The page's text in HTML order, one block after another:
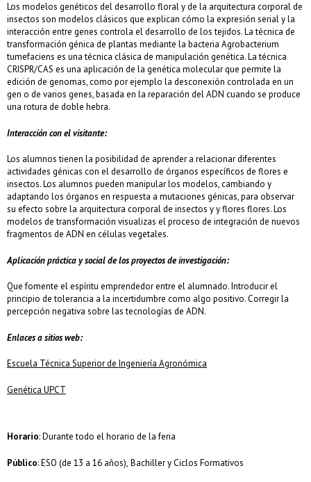
Los modelos genéticos del desarrollo floral y de la arquitectura corporal de
insectos son modelos clásicos que explican cómo la expresión serial y la
interacción entre genes controla el desarrollo de los tejidos. La técnica de
transformación génica de plantas mediante la bacteria Agrobacterium
tumefaciens es una técnica clásica de manipulación genética. La técnica
CRISPR/CAS es una aplicación de la genética molecular que permite la
edición de genomas, como por ejemplo la desconexión controlada en un
gen o de varios genes, basada en la reparación del ADN cuando se produce
una rotura de doble hebra.
Interacción con el visitante:
Los alumnos tienen la posibilidad de aprender a relacionar diferentes
actividades génicas con el desarrollo de órganos específicos de flores e
insectos. Los alumnos pueden manipular los modelos, cambiando y
adaptando los órganos en respuesta a mutaciones génicas, para observar
su efecto sobre la arquitectura corporal de insectos y y flores flores. Los
modelos de transformación visualizas el proceso de integración de nuevos
fragmentos de ADN en células vegetales.
Aplicación práctica y social de los proyectos de investigación:
Que fomente el espíritu emprendedor entre el alumnado. Introducir el
principio de tolerancia a la incertidumbre como algo positivo. Corregir la
percepción negativa sobre las tecnologías de ADN.
Enlaces a sitios web:
Escuela Técnica Superior de Ingeniería Agronómica
Genética UPCT
Horario: Durante todo el horario de la feria
Público: ESO (de 13 a 16 años), Bachiller y Ciclos Formativos